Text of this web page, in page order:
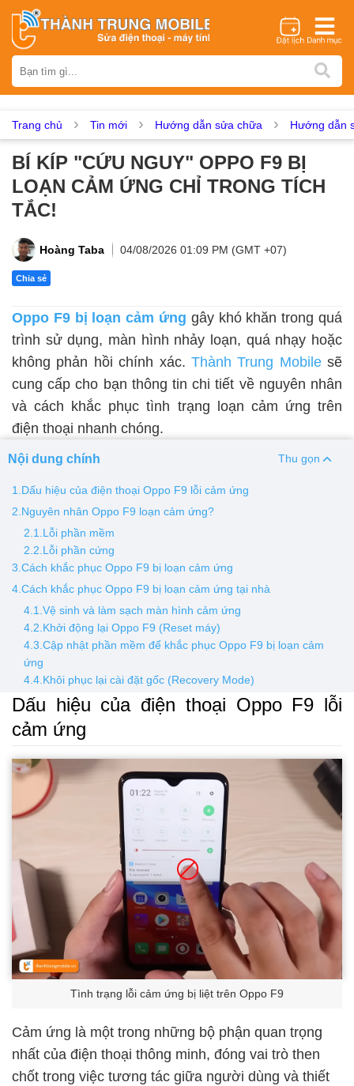
iPhone Samsung Oppo Xiaomi Realme Vivo
Nokia
Asus Sony Vertu LG Tecno
Dịch vụ sửa chữa
Thay mic Thay rung Thay main Unlock - Mở Khoá
Màn hình Vsmart Màn hình Google Pixel
Thay pin
Pin iPhone Pin Samsumg Pin Oppo Pin Xiaomi
Pin Realme
Thay vỏ
Vỏ iPhone Vỏ Samsung Vỏ Xiaomi
Vỏ Huawei Vỏ Vivo
Trang chủ Tin mới Hướng dẫn sửa chữa Hướng dẫn
BÍ KÍP "CỨU NGUY" OPPO F9 BỊ
LOẠN CẢM ỨNG CHỈ TRONG TÍCH
TẮC!
Hoàng Taba 04/08/2026 01:09 PM (GMT +07)
Chia sẻ
Oppo F9 bị loạn cảm ứng gây khó khăn trong quá
trình sử dụng, màn hình nhảy loạn, quá nhạy hoặc
không phản hồi chính xác. Thành Trung Mobile sẽ
cung cấp cho bạn thông tin chi tiết về nguyên nhân
và cách khắc phục tình trạng loạn cảm ứng trên
điện thoại nhanh chóng.
Nội dung chính Thu gọn
1.Dấu hiệu của điện thoại Oppo F9 lỗi cảm ứng
2.Nguyên nhân Oppo F9 loạn cảm ứng?
2.1.Lỗi phần mềm
2.2.Lỗi phần cứng
3.Cách khắc phục Oppo F9 bị loạn cảm ứng
4.Cách khắc phục Oppo F9 bị loạn cảm ứng tại nhà
4.1.Vệ sinh và làm sạch màn hình cảm ứng
4.2.Khởi động lại Oppo F9 (Reset máy)
4.3.Cập nhật phần mềm để khắc phục Oppo F9 bị loạn cảm
ứng
4.4.Khôi phục lại cài đặt gốc (Recovery Mode)
Dấu hiệu của điện thoại Oppo F9 lỗi
cảm ứng
Tình trạng lỗi cảm ứng bị liệt trên Oppo F9
Cảm ứng là một trong những bộ phận quan trọng
nhất của điện thoại thông minh, đóng vai trò then
chốt trong việc tương tác giữa người dùng và thiết